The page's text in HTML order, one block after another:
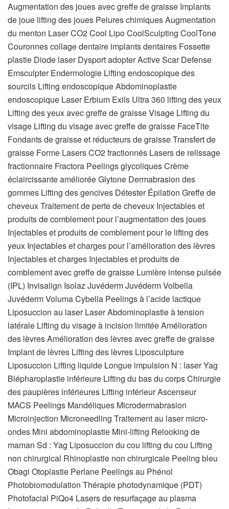
Augmentation des joues avec greffe de graisse Implants
de joue lifting des joues Pelures chimiques Augmentation
du menton Laser CO2 Cool Lipo CoolSculpting CoolTone
Couronnes collage dentaire implants dentaires Fossette
plastie Diode laser Dysport adopter Active Scar Defense
Emsculpter Endermologie Lifting endoscopique des
sourcils Lifting endoscopique Abdominoplastie
endoscopique Laser Erbium Exils Ultra 360 lifting des yeux
Lifting des yeux avec greffe de graisse Visage Lifting du
visage Lifting du visage avec greffe de graisse FaceTite
Fondants de graisse et réducteurs de graisse Transfert de
graisse Forme Lasers CO2 fractionnés Lasers de relissage
fractionnaire Fractora Peelings glycoliques Crème
éclaircissante améliorée Glytone Dermabrasion des
gommes Lifting des gencives Détester Épilation Greffe de
cheveux Traitement de perte de cheveux Injectables et
produits de comblement pour l’augmentation des joues
Injectables et produits de comblement pour le lifting des
yeux Injectables et charges pour l’amélioration des lèvres
Injectables et charges Injectables et produits de
comblement avec greffe de graisse Lumière intense pulsée
(IPL) Invisalign Isolaz Juvéderm Juvéderm Volbella
Juvéderm Voluma Cybella Peelings à l’acide lactique
Liposuccion au laser Laser Abdominoplastie à tension
latérale Lifting du visage à incision limitée Amélioration
des lèvres Amélioration des lèvres avec greffe de graisse
Implant de lèvres Lifting des lèvres Liposculpture
Liposuccion Lifting liquide Longue impulsion N : laser Yag
Blépharoplastie inférieure Lifting du bas du corps Chirurgie
des paupières inférieures Lifting inférieur Ascenseur
MACS Peelings Mandéliques Microdermabrasion
Microinjection Microneedling Traitement au laser micro-
ondes Mini abdominoplastie Mini-lifting Relooking de
maman Sd : Yag Liposuccion du cou lifting du cou Lifting
non chirurgical Rhinoplastie non chirurgicale Peeling bleu
Obagi Otoplastie Perlane Peelings au Phénol
Photobiomodulation Thérapie photodynamique (PDT)
Photofacial PiQo4 Lasers de resurfaçage au plasma